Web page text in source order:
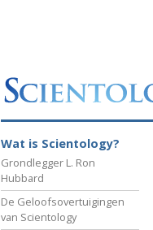
Wat is Scientology?
Grondlegger L. Ron
Hubbard
De Geloofsovertuigingen
van Scientology